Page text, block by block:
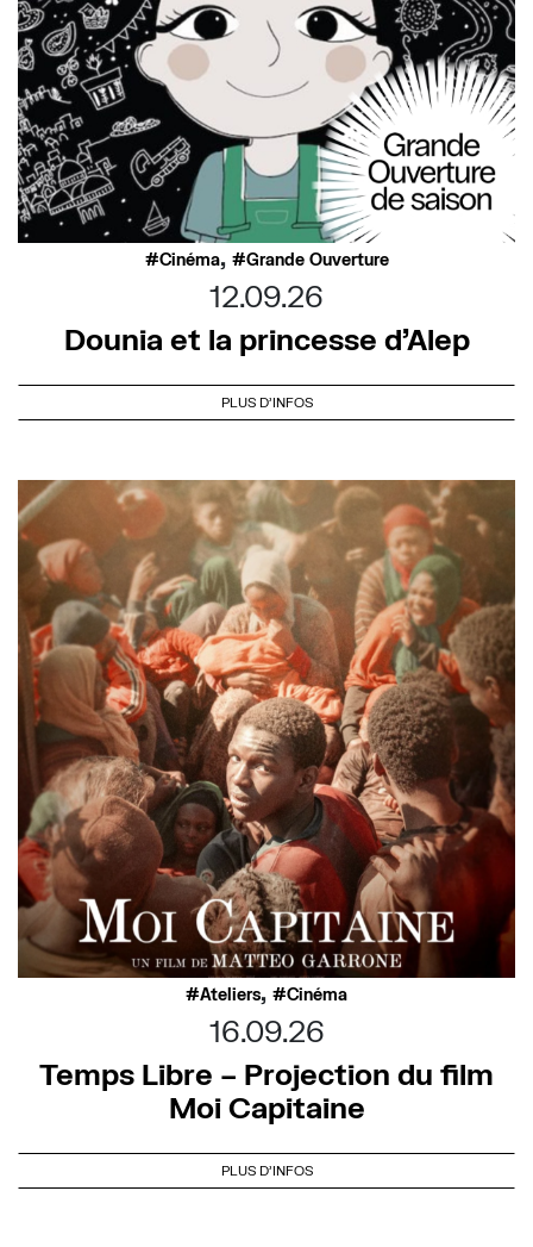
Cinéma, Grande Ouverture
12.09.26
Dounia et la princesse d’Alep
PLUS D'INFOS
Ateliers, Cinéma
16.09.26
Temps Libre – Projection du film
Moi Capitaine
PLUS D'INFOS